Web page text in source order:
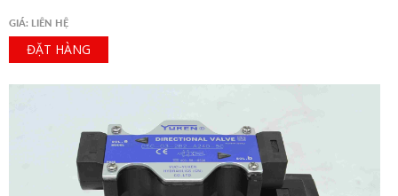
GIÁ: LIÊN HỆ
ĐẶT HÀNG